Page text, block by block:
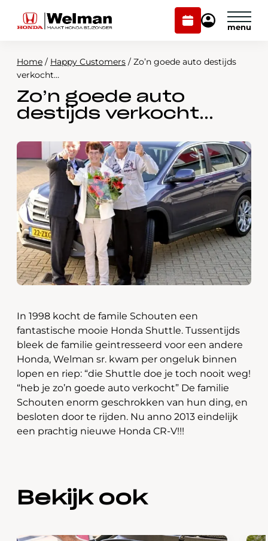
Plan
onderhoud
Mijn
Modellen
Voorraad
Over ons
Webshop
Contact
Plan onderhoud
Home / Happy Customers / Zo’n goede auto destijds
verkocht…
Zo’n goede auto
destijds verkocht…
In 1998 kocht de famile Schouten een
fantastische mooie Honda Shuttle. Tussentijds
bleek de familie geintresseerd voor een andere
Honda, Welman sr. kwam per ongeluk binnen
lopen en riep: “die Shuttle doe je toch nooit weg!
“heb je zo’n goede auto verkocht” De familie
Schouten enorm geschrokken van hun ding, en
besloten door te rijden. Nu anno 2013 eindelijk
een prachtig nieuwe Honda CR-V!!!
Bekijk ook